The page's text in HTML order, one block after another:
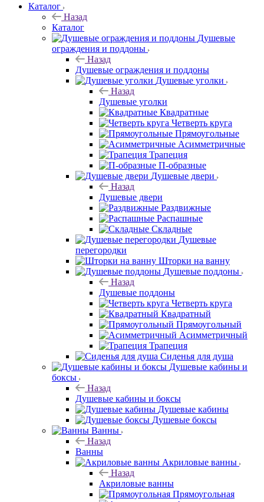
Каталог
Назад
Каталог
Душевые
ограждения и поддоны
Назад
Душевые ограждения и поддоны
Душевые уголки
Назад
Душевые уголки
Квадратные
Четверть круга
Прямоугольные
Асимметричные
Трапеция
П-образные
Душевые двери
Назад
Душевые двери
Раздвижные
Распашные
Складные
Душевые
перегородки
Шторки на ванну
Душевые поддоны
Назад
Душевые поддоны
Четверть круга
Квадратный
Прямоугольный
Асимметричный
Трапеция
Сиденья для душа
Душевые кабины и
боксы
Назад
Душевые кабины и боксы
Душевые кабины
Душевые боксы
Ванны
Назад
Ванны
Акриловые ванны
Назад
Акриловые ванны
Прямоугольная